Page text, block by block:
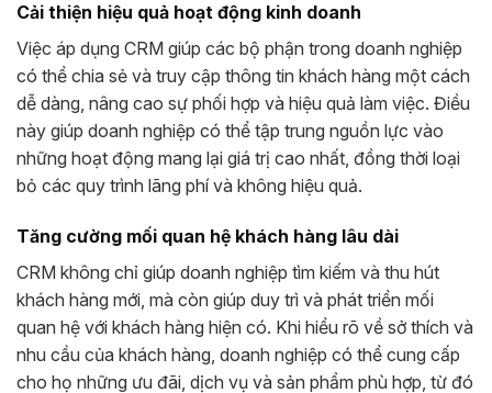
Cải thiện hiệu quả hoạt động kinh doanh
Việc áp dụng CRM giúp các bộ phận trong doanh nghiệp
có thể chia sẻ và truy cập thông tin khách hàng một cách
dễ dàng, nâng cao sự phối hợp và hiệu quả làm việc. Điều
này giúp doanh nghiệp có thể tập trung nguồn lực vào
những hoạt động mang lại giá trị cao nhất, đồng thời loại
bỏ các quy trình lãng phí và không hiệu quả.
Tăng cường mối quan hệ khách hàng lâu dài
CRM không chỉ giúp doanh nghiệp tìm kiếm và thu hút
khách hàng mới, mà còn giúp duy trì và phát triển mối
quan hệ với khách hàng hiện có. Khi hiểu rõ về sở thích và
nhu cầu của khách hàng, doanh nghiệp có thể cung cấp
cho họ những ưu đãi, dịch vụ và sản phẩm phù hợp, từ đó